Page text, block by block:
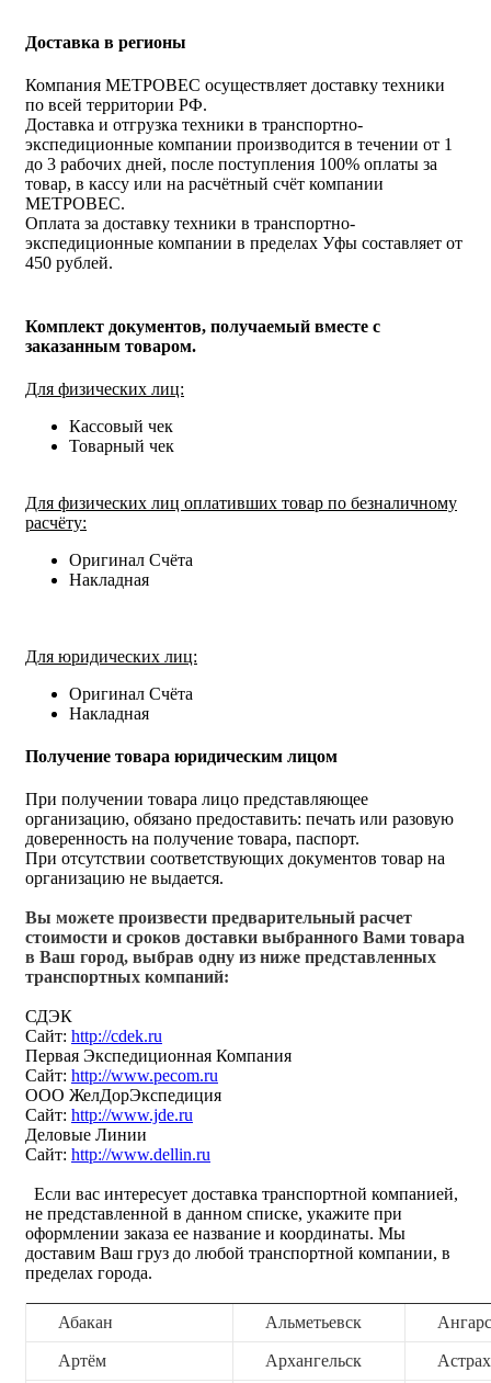
Доставка в регионы
Компания МЕТРОВЕС осуществляет доставку техники
по всей территории РФ.
Доставка и отгрузка техники в транспортно-
экспедиционные компании производится в течении от 1
до 3 рабочих дней, после поступления 100% оплаты за
товар, в кассу или на расчётный счёт компании
МЕТРОВЕС.
Оплата за доставку техники в транспортно-
экспедиционные компании в пределах Уфы составляет от
450 рублей.
Комплект документов, получаемый вместе с
заказанным товаром.
Для физических лиц:
Кассовый чек
Товарный чек
Для физических лиц оплативших товар по безналичному
расчёту:
Оригинал Счёта
Накладная
Для юридических лиц:
Оригинал Счёта
Накладная
Получение товара юридическим лицом
При получении товара лицо представляющее
организацию, обязано предоставить: печать или разовую
доверенность на получение товара, паспорт.
При отсутствии соответствующих документов товар на
организацию не выдается.
Вы можете произвести предварительный расчет
стоимости и сроков доставки выбранного Вами товара
в Ваш город, выбрав одну из ниже представленных
транспортных компаний:
СДЭК
Сайт: http://cdek.ru
Первая Экспедиционная Компания
Сайт: http://www.pecom.ru
ООО ЖелДорЭкспедиция
Сайт: http://www.jde.ru
Деловые Линии
Сайт: http://www.dellin.ru
Если вас интересует доставка транспортной компанией,
не представленной в данном списке, укажите при
оформлении заказа ее название и координаты. Мы
доставим Ваш груз до любой транспортной компании, в
пределах города.
Абакан Альметьевск
Артём Архангельск